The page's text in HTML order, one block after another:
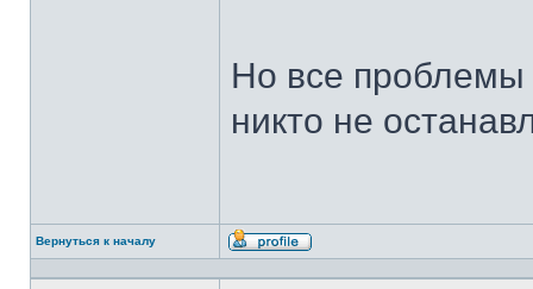
Но все проблемы
никто не
Вернуться к началу
Профиль